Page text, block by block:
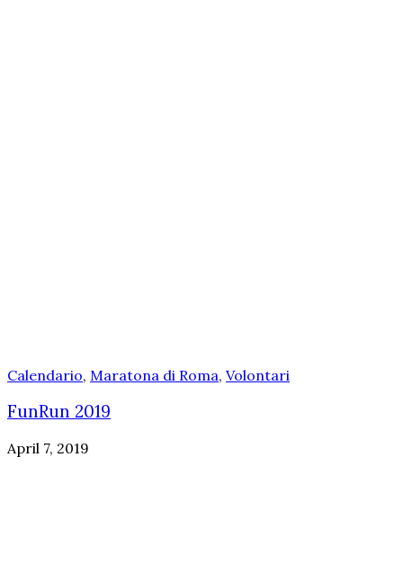
Calendario, Maratona di Roma, Volontari
FunRun 2019
April 7, 2019